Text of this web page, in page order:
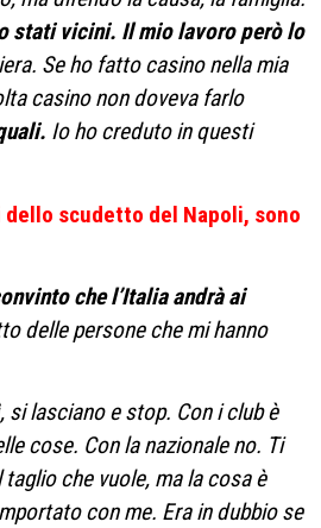
stati vicini. Il mio lavoro però lo
Se ho fatto casino nella mia
casino non doveva farlo
Io ho creduto in questi
scudetto del Napoli, sono
che l’Italia andrà ai
delle persone che mi hanno
si lasciano e stop. Con i club è
cose. Con la nazionale no. Ti
che vuole, ma la cosa è
con me. Era in dubbio se